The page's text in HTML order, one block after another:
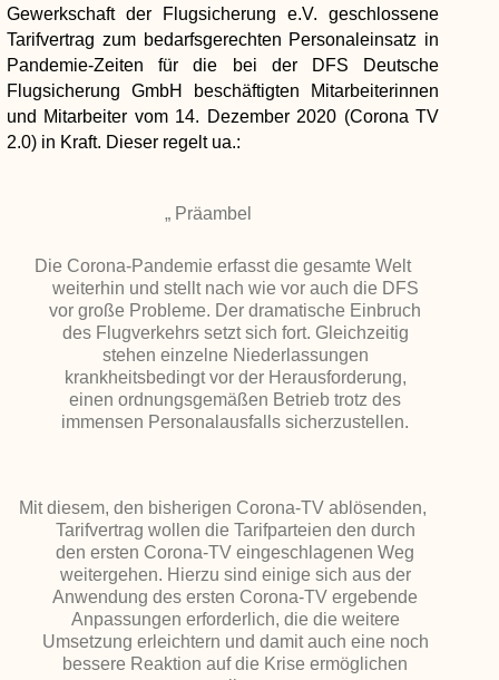
Gewerkschaft der Flugsicherung e.V. geschlossene
Tarifvertrag zum bedarfsgerechten Personaleinsatz in
Pandemie-Zeiten für die bei der DFS Deutsche
Flugsicherung GmbH beschäftigten Mitarbeiterinnen
und Mitarbeiter vom 14. Dezember 2020 (Corona TV
2.0) in Kraft. Dieser regelt ua.:
„ Präambel
Die Corona-Pandemie erfasst die gesamte Welt
weiterhin und stellt nach wie vor auch die DFS
vor große Probleme. Der dramatische Einbruch
des Flugverkehrs setzt sich fort. Gleichzeitig
stehen einzelne Niederlassungen
krankheitsbedingt vor der Herausforderung,
einen ordnungsgemäßen Betrieb trotz des
immensen Personalausfalls sicherzustellen.
Mit diesem, den bisherigen Corona-TV ablösenden,
Tarifvertrag wollen die Tarifparteien den durch
den ersten Corona-TV eingeschlagenen Weg
weitergehen. Hierzu sind einige sich aus der
Anwendung des ersten Corona-TV ergebende
Anpassungen erforderlich, die die weitere
Umsetzung erleichtern und damit auch eine noch
bessere Reaktion auf die Krise ermöglichen